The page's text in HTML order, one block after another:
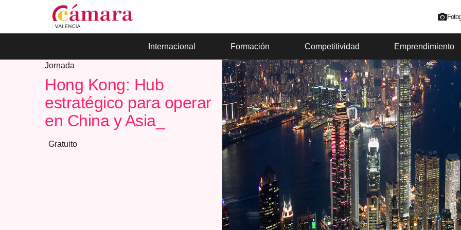
Internacional Formación Competitividad Emprendimiento
Jornada
Hong Kong: Hub
estratégico para operar
en China y Asia_
Gratuito